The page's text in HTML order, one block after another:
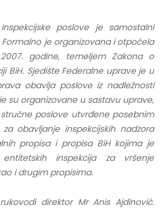
poslove je samostalni
je organizovana i otpočela
godine, temeljem Zakona o
BiH. Sjedište Federalne uprave je u
obavlja poslove iz nadležnosti
su organizovane u sastavu uprave,
poslove utvrđene posebnim
obavljanje inspekcijskih nadzora
propisa i propisa BiH kojima je
inspekcija za vršenje
i drugim propisima.
direktor Mr Anis Ajdinović.